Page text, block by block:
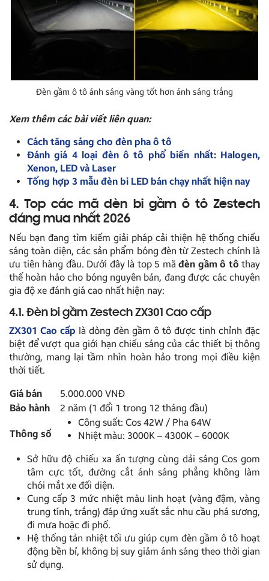
Đèn gầm ô tô ánh sáng vàng tốt hơn ánh sáng trắng
Xem thêm các bài viết liên quan:
Cách tăng sáng cho đèn pha ô tô
Đánh giá 4 loại đèn ô tô phổ biến nhất: Halogen,
Xenon, LED và Laser
Tổng hợp 3 mẫu đèn bi LED bán chạy nhất hiện nay
4. Top các mã đèn bi gầm ô tô Zestech
đáng mua nhất 2026
Nếu bạn đang tìm kiếm giải pháp cải thiện hệ thống chiếu
sáng toàn diện, các sản phẩm bóng đèn từ Zestech chính là
ưu tiên hàng đầu. Dưới đây là top 5 mã đèn gầm ô tô thay
thế hoàn hảo cho bóng nguyên bản, đang được các chuyên
gia độ xe đánh giá cao nhất hiện nay:
4.1. Đèn bi gầm Zestech ZX301 Cao cấp
ZX301 Cao cấp là dòng đèn gầm ô tô được tinh chỉnh đặc
biệt để vượt qua giới hạn chiếu sáng của các thiết bị thông
thường, mang lại tầm nhìn hoàn hảo trong mọi điều kiện
thời tiết.
Giá bán
5.000.000 VNĐ
Bảo hành
2 năm (1 đổi 1 trong 12 tháng đầu)
Thông số
Công suất: Cos 42W / Pha 64W
Nhiệt màu: 3000K – 4300K – 6000K
Sở hữu độ chiếu xa ấn tượng cùng dải sáng Cos gom
tâm cực tốt, đường cắt ánh sáng phẳng không làm
chói mắt xe đối diện.
Cung cấp 3 mức nhiệt màu linh hoạt (vàng đậm, vàng
trung tính, trắng) đáp ứng xuất sắc nhu cầu phá sương,
đi mưa hoặc đi phố.
Hệ thống tản nhiệt tối ưu giúp cụm đèn gầm ô tô hoạt
động bền bỉ, không bị suy giảm ánh sáng theo thời gian
sử dụng.